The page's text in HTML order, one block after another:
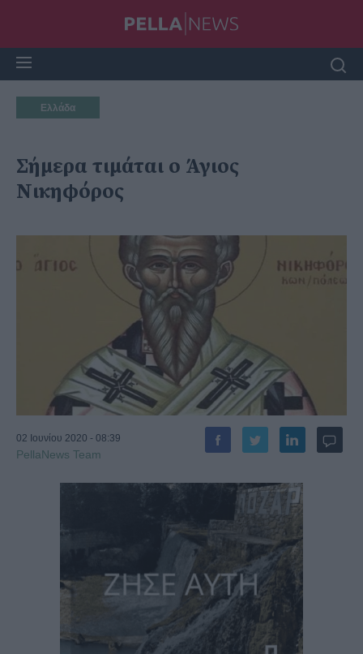
Ελλάδα
Σήμερα τιμάται ο Άγιος
Νικηφόρος
02 Ιουνίου 2020 - 08:39
PellaNews Team